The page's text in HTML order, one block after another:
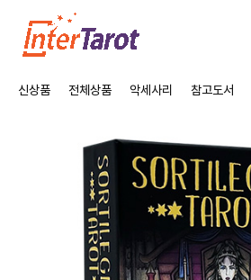
신상품 전체상품 악세사리 참고도서